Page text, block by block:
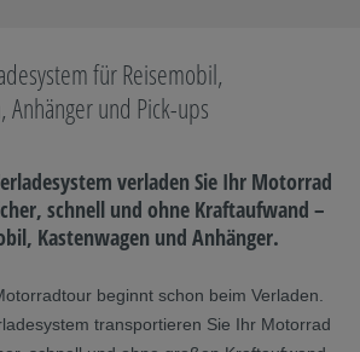
für Reisemobil,
Anhänger und Pick-ups
verladen Sie Ihr Motorrad
schnell und ohne Kraftaufwand –
Kastenwagen und Anhänger.
beginnt schon beim Verladen.
transportieren Sie Ihr Motorrad